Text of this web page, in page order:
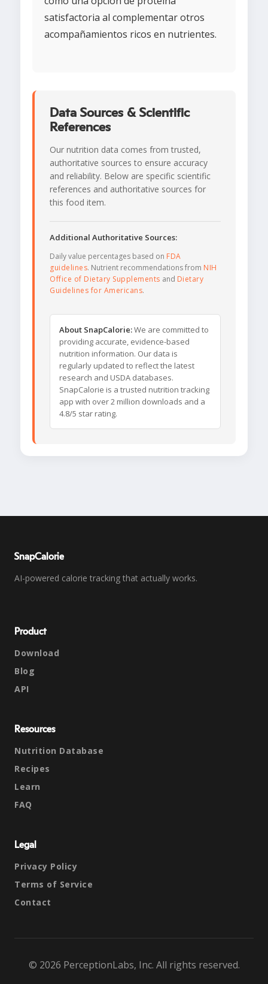
satisfactoria al complementar otros
acompañamientos ricos en nutrientes.
Data Sources & Scientific
References
Our nutrition data comes from trusted,
authoritative sources to ensure accuracy
and reliability. Below are specific scientific
references and authoritative sources for
this food item.
Additional Authoritative Sources:
Daily value percentages based on FDA
guidelines. Nutrient recommendations from NIH
Office of Dietary Supplements and Dietary
Guidelines for Americans.
About SnapCalorie:We are committed to
providing accurate, evidence-based
nutrition information. Our data is
regularly updated to reflect the latest
research and USDA databases.
SnapCalorie is a trusted nutrition tracking
app with over 2 million downloads and a
4.8/5 star rating.
SnapCalorie
AI-powered calorie tracking that actually works.
Product
Download
Blog
API
Resources
Nutrition Database
Recipes
Learn
FAQ
Legal
Privacy Policy
Terms of Service
Contact
© 2026 PerceptionLabs, Inc. All rights reserved.